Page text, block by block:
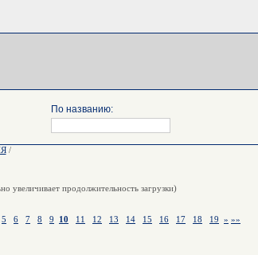
По названию:
/
увеличивает продолжительность загрузки)
5 6 7 8 9 10 11 12 13 14 15 16 17 18 19 » »»